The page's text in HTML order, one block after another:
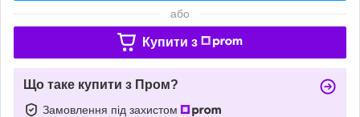
або
Купити з
Що таке купити з Пром?
Замовлення під захистом